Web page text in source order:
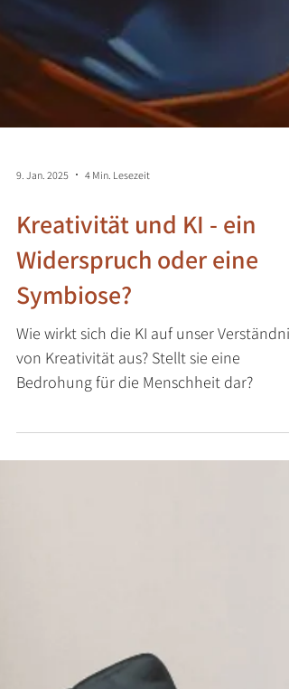
9. Jan. 2025 4 Min. Lesezeit
Kreativität und KI - ein
Widerspruch oder eine
Symbiose?
Wie wirkt sich die KI auf unser Verständnis
von Kreativität aus? Stellt sie eine